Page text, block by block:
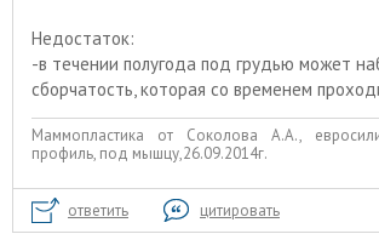
Недостаток:
-в течении полугода под грудью может
сборчатость, которая со временем
Маммопластика от Соколова А.А.,
профиль, под мышцу,26.09.2014г.
ответить цитировать